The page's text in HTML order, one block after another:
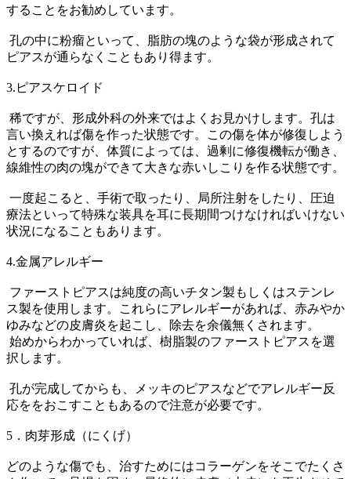
することをお勧めしています。
孔の中に粉瘤といって、脂肪の塊のような袋が形成されて
ピアスが通らなくこともあり得ます。
3.ピアスケロイド
稀ですが、形成外科の外来ではよくお見かけします。孔は
言い換えれば傷を作った状態です。この傷を体が修復しよう
とするのですが、体質によっては、過剰に修復機転が働き、
線維性の肉の塊ができて大きな赤いしこりを作る状態です。
一度起こると、手術で取ったり、局所注射をしたり、圧迫
療法といって特殊な装具を耳に長期間つけなければいけない
状況になることもあります。
4.金属アレルギー
ファーストピアスは純度の高いチタン製もしくはステンレ
ス製を使用します。これらにアレルギーがあれば、赤みやか
ゆみなどの皮膚炎を起こし、除去を余儀無くされます。
始めからわかっていれば、樹脂製のファーストピアスを選
択します。
孔が完成してからも、メッキのピアスなどでアレルギー反
応ををおこすこともあるので注意が必要です。
5．肉芽形成（にくげ）
どのような傷でも、治すためにはコラーゲンをそこでたくさ